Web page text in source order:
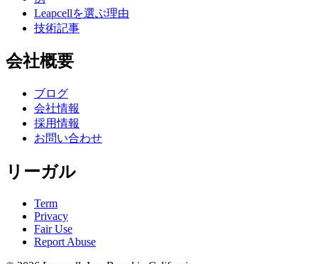
Leapcellを選ぶ理由
技術記事
会社概要
ブログ
会社情報
採用情報
お問い合わせ
リーガル
Term
Privacy
Fair Use
Report Abuse